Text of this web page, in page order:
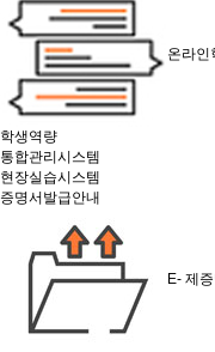
온라인
학생역량
통합관리시스템
현장실습시스템
증명서발급안내
E- 제